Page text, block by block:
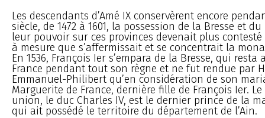
Les descendants d’Amé IX conservèrent encore
siècle, de 1472 à 1601, la possession de la Bresse et
leur pouvoir sur ces provinces devenait plus
à mesure que s’affermissait et se concentrait la
En 1536, François Ier s’empara de la Bresse, qui resta
France pendant tout son règne et ne fut rendue par
Emmanuel-Philibert qu’en considération de son
Marguerite de France, dernière fille de François Ier.
union, le duc Charles IV, est le dernier prince de la
qui ait possédé le territoire du département de l’Ain.